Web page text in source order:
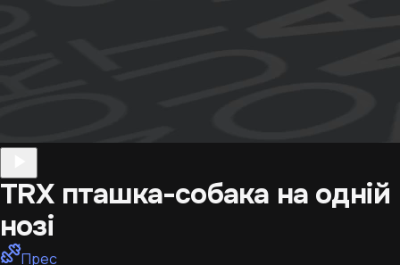
TRX пташка-собака на одній
нозі
Прес